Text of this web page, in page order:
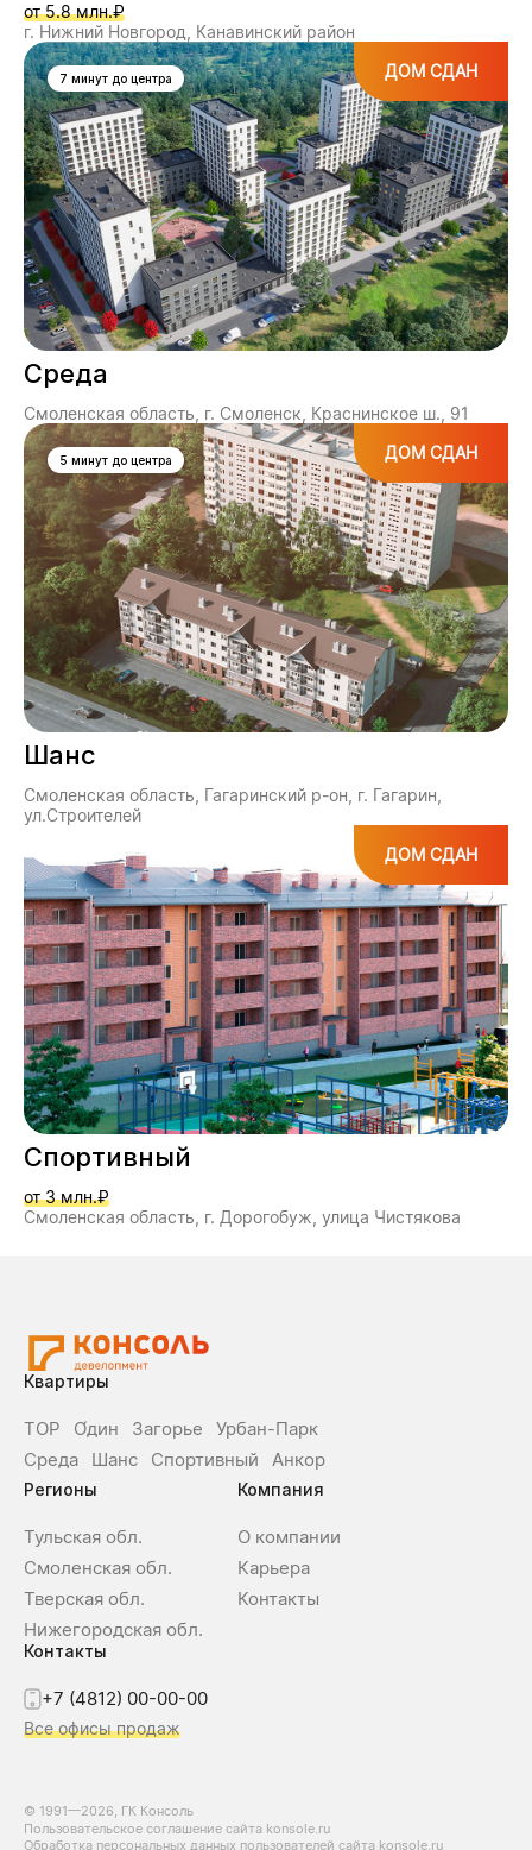
от 5.8 млн.₽
г. Нижний Новгород, Канавинский район
7 минут до центра ДОМ СДАН
Среда
Смоленская область, г. Смоленск, Краснинское ш., 91
5 минут до центра ДОМ СДАН
Шанс
Смоленская область, Гагаринский р-он, г. Гагарин,
ул.Строителей
ДОМ СДАН
Спортивный
от 3 млн.₽
Смоленская область, г. Дорогобуж, улица Чистякова
Квартиры
ТОР О́дин Загорье
Урбан-Парк
Среда
Шанс Спортивный Анкор
Регионы
Тульская обл.
Смоленская обл.
Тверская обл.
Нижегородская обл.
Компания
О компании
Карьера
Контакты
Контакты
+7 (4812) 00-00-00
Все офисы продаж
© 1991—2026, ГК Консоль
Пользовательское соглашение сайта konsole.ru
Обработка персональных данных пользователей сайта konsole.ru